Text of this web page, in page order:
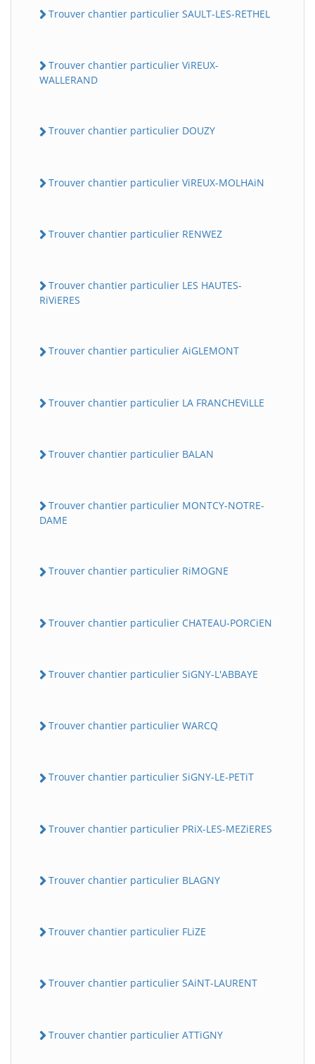
Trouver chantier particulier SAULT-LES-RETHEL
Trouver chantier particulier ViREUX-
WALLERAND
Trouver chantier particulier DOUZY
Trouver chantier particulier ViREUX-MOLHAiN
Trouver chantier particulier RENWEZ
Trouver chantier particulier LES HAUTES-
RiViERES
Trouver chantier particulier AiGLEMONT
Trouver chantier particulier LA FRANCHEViLLE
Trouver chantier particulier BALAN
Trouver chantier particulier MONTCY-NOTRE-
DAME
Trouver chantier particulier RiMOGNE
Trouver chantier particulier CHATEAU-PORCiEN
Trouver chantier particulier SiGNY-L'ABBAYE
Trouver chantier particulier WARCQ
Trouver chantier particulier SiGNY-LE-PETiT
Trouver chantier particulier PRiX-LES-MEZiERES
Trouver chantier particulier BLAGNY
Trouver chantier particulier FLiZE
Trouver chantier particulier SAiNT-LAURENT
Trouver chantier particulier ATTiGNY